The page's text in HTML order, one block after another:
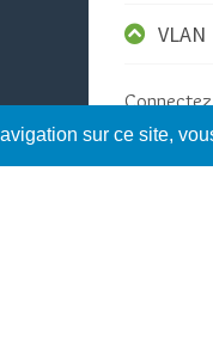
sur ce site,
VLAN
VLAN